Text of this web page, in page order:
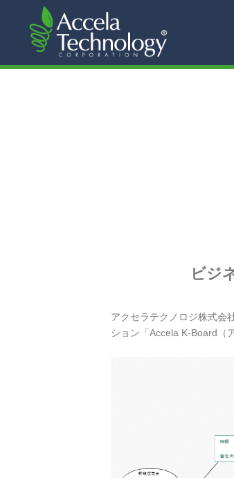
ビジ
アクセラテクノロジ株式会
ション「Accela K-Board（